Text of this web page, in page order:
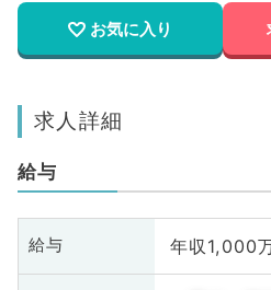
お気に入り
求人詳細
給与
給与 年収1,000